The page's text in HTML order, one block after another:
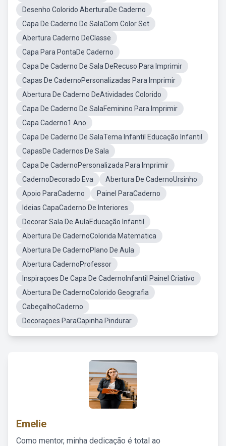
Desenho Colorido AberturaDe Caderno
Capa De Caderno De SalaCom Color Set
Abertura Caderno DeClasse
Capa Para PontaDe Caderno
Capa De Caderno De Sala DeRecuso Para Imprimir
Capas De CadernoPersonalizadas Para Imprimir
Abertura De Caderno DeAtividades Colorido
Capa De Caderno De SalaFeminino Para Imprimir
Capa Caderno1 Ano
Capa De Caderno De SalaTema Infantil Educação Infantil
CapasDe Cadernos De Sala
Capa De CadernoPersonalizada Para Imprimir
CadernoDecorado Eva
Abertura De CadernoUrsinho
Apoio ParaCaderno
Painel ParaCaderno
Ideias CapaCaderno De Interiores
Decorar Sala De AulaEducação Infantil
Abertura De CadernoColorida Matematica
Abertura De CadernoPlano De Aula
Abertura CadernoProfessor
Inspiraçoes De Capa De CadernoInfantil Painel Criativo
Abertura De CadernoColorido Geografia
CabeçalhoCaderno
Decoraçoes ParaCapinha Pindurar
Emelie
Como mentor, minha dedicação é total ao